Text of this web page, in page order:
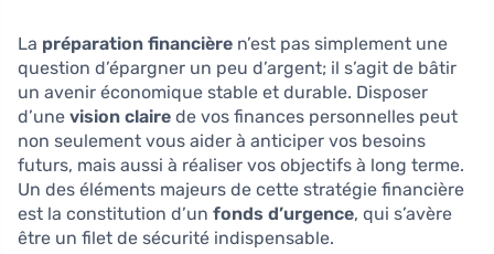
La préparation financière n’est pas simplement une
question d’épargner un peu d’argent; il s’agit de bâtir
un avenir économique stable et durable. Disposer
d’une vision claire de vos finances personnelles peut
non seulement vous aider à anticiper vos besoins
futurs, mais aussi à réaliser vos objectifs à long terme.
Un des éléments majeurs de cette stratégie financière
est la constitution d’un fonds d’urgence, qui s’avère
être un filet de sécurité indispensable.